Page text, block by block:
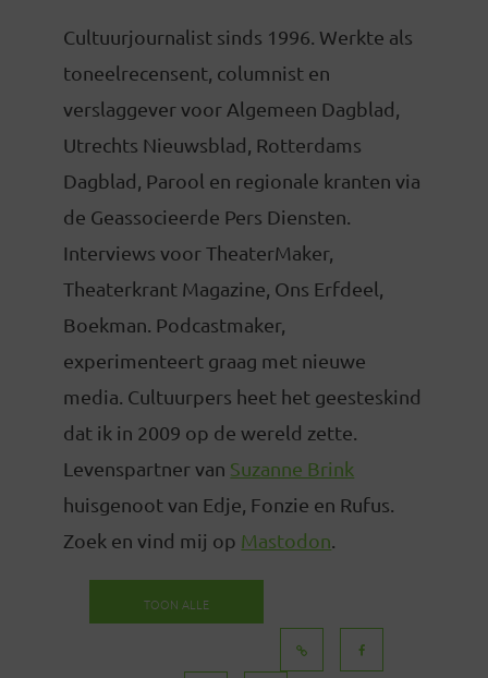
Cultuurjournalist sinds 1996. Werkte als
toneelrecensent, columnist en
verslaggever voor Algemeen Dagblad,
Utrechts Nieuwsblad, Rotterdams
Dagblad, Parool en regionale kranten via
de Geassocieerde Pers Diensten.
Interviews voor TheaterMaker,
Theaterkrant Magazine, Ons Erfdeel,
Boekman. Podcastmaker,
experimenteert graag met nieuwe
media. Cultuurpers heet het geesteskind
dat ik in 2009 op de wereld zette.
Levenspartner van Suzanne Brink
huisgenoot van Edje, Fonzie en Rufus.
Zoek en vind mij op Mastodon
TOON ALLE